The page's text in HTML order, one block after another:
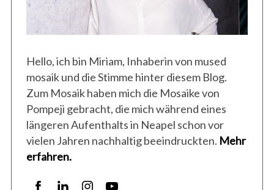
Hello, ich bin Miriam, Inhaberin von mused
mosaik und die Stimme hinter diesem Blog.
Zum Mosaik haben mich die Mosaike von
Pompeji gebracht, die mich während eines
längeren Aufenthalts in Neapel schon vor
vielen Jahren nachhaltig beeindruckten. Mehr
erfahren.